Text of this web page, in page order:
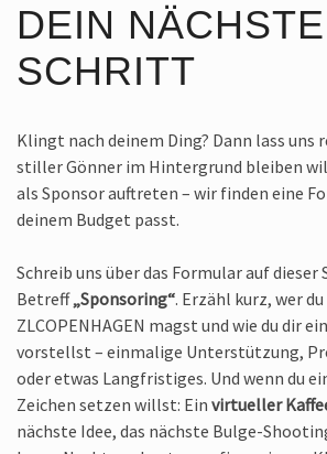
DEIN
SCHRITT
Klingt nach deinem Ding? Dann lass uns
stiller Gönner im Hintergrund bleiben
als Sponsor auftreten – wir finden eine
deinem Budget passt.
Schreib uns über das Formular auf dieser
Betreff„Sponsoring“. Erzähl kurz, wer
ZLCOPENHAGEN magst und wie du dir
vorstellst – einmalige Unterstützung,
oder etwas Langfristiges. Und wenn du
Zeichen setzen willst: Ein virtueller
nächste Idee, das nächste Bulge-